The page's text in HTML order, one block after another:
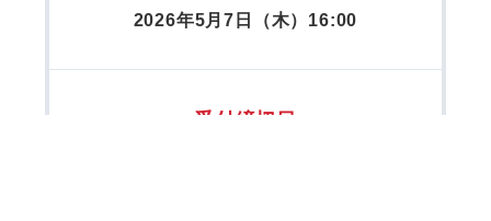
2026年5月7日（木）16:00
受付締切日